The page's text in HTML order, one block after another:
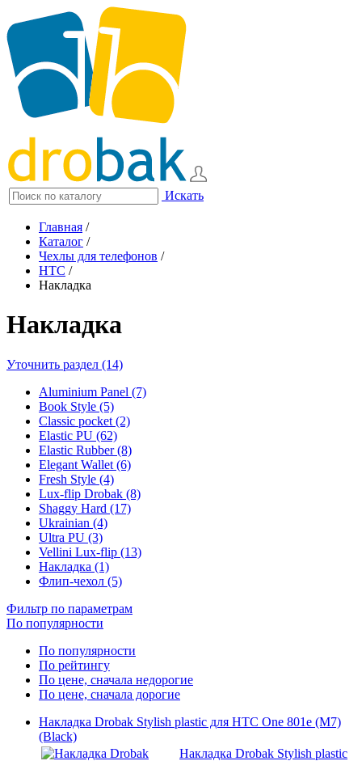
Искать
Главная /
Каталог /
Чехлы для телефонов /
HTC /
Накладка
Накладка
Уточнить раздел (14)
Aluminium Panel (7)
Book Style (5)
Classic pocket (2)
Elastic PU (62)
Elastic Rubber (8)
Elegant Wallet (6)
Fresh Style (4)
Lux-flip Drobak (8)
Shaggy Hard (17)
Ukrainian (4)
Ultra PU (3)
Vellini Lux-flip (13)
Накладка (1)
Флип-чехол (5)
Фильтр по параметрам
По популярности
По популярности
По рейтингу
По цене, сначала недорогие
По цене, сначала дорогие
Накладка Drobak Stylish plastic для HTC One 801e (M7)
(Black)
Накладка Drobak Stylish plastic